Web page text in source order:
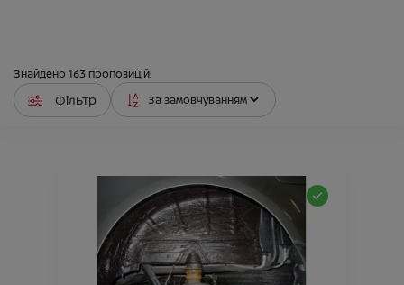
Знайдено 163 пропозицій:
Фільтр